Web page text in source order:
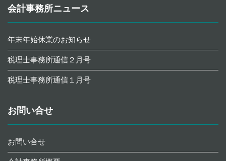
会計事務所ニュース
年末年始休業のお知らせ
税理士事務所通信２月号
税理士事務所通信１月号
お問い合せ
お問い合せ